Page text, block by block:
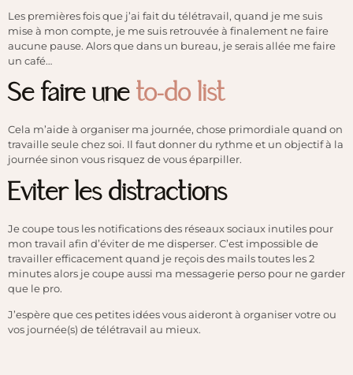
Les premières fois que j’ai fait du télétravail, quand je me suis
mise à mon compte, je me suis retrouvée à finalement ne faire
aucune pause. Alors que dans un bureau, je serais allée me faire
un café…
Se faire uneto-do list
Cela m’aide à organiser ma journée, chose primordiale quand on
travaille seule chez soi. Il faut donner du rythme et un objectif à la
journée sinon vous risquez de vous éparpiller.
Eviter les distractions
Je coupe tous les notifications des réseaux sociaux inutiles pour
mon travail afin d’éviter de me disperser. C’est impossible de
travailler efficacement quand je reçois des mails toutes les 2
minutes alors je coupe aussi ma messagerie perso pour ne garder
que le pro.
J’espère que ces petites idées vous aideront à organiser votre ou
vos journée(s) de télétravail au mieux.